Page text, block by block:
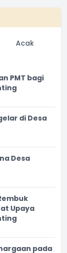
Acak
PMT bagi
di Desa
Desa
Upaya
pada